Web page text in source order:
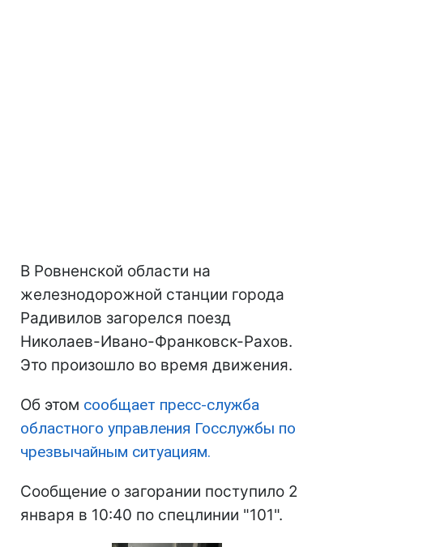
В Ровненской области на
железнодорожной станции города
Радивилов загорелся поезд
Николаев-Ивано-Франковск-Рахов.
Это произошло во время движения.
Об этом сообщает пресс-служба
областного управления Госслужбы по
чрезвычайным ситуациям.
Сообщение о загорании поступило 2
января в 10:40 по спецлинии "101".